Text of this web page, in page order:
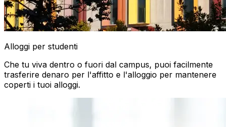
Alloggi per studenti
Che tu viva dentro o fuori dal campus, puoi facilmente
trasferire denaro per l'affitto e l'alloggio per mantenere
coperti i tuoi alloggi.